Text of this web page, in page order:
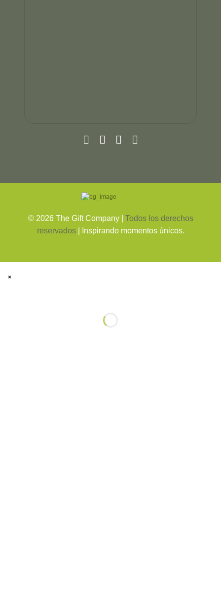
© 2026The Gift Company | Todos los derechos
reservados
| Inspirando momentos únicos.
×